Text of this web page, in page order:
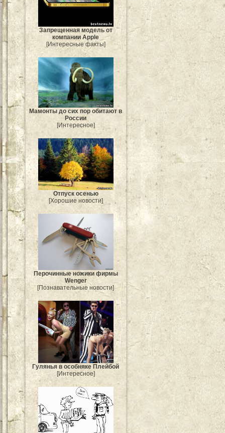
Запрещенная модель от
компании Apple
[Интересные факты]
Мамонты до сих пор обитают в
России
[Интересное]
Отпуск осенью
[Хорошие новости]
Перочинные ножики фирмы
Wenger
[Познавательные новости]
Гулянья в особняке Плейбой
[Интересное]